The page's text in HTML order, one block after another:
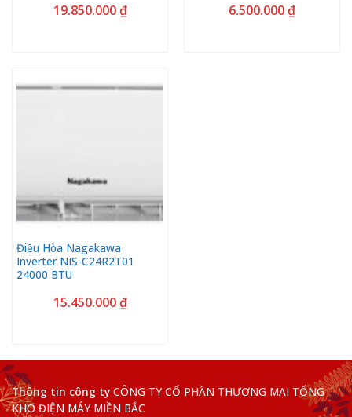
19.850.000₫ 6.500.000₫
Điều Hòa Nagakawa
Inverter NIS-C24R2T01
24000 BTU
15.450.000₫
Thông tin công ty CÔNG TY CỔ PHẦN THƯƠNG MẠI TỔNG
KHO ĐIỆN MÁY MIỀN BẮC